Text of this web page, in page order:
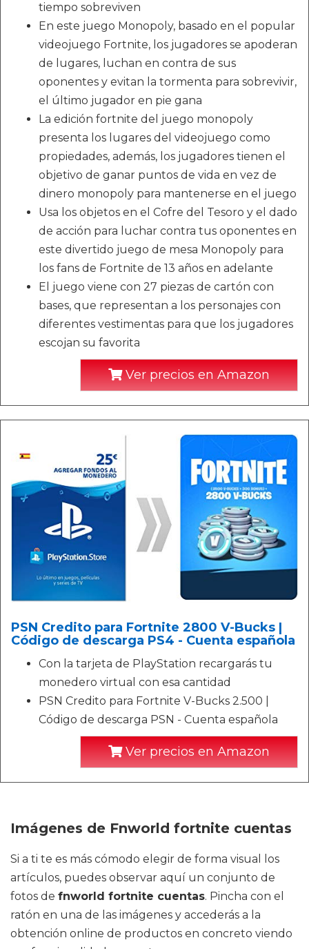
tiempo sobreviven
En este juego Monopoly, basado en el popular
videojuego Fortnite, los jugadores se apoderan
de lugares, luchan en contra de sus
oponentes y evitan la tormenta para sobrevivir,
el último jugador en pie gana
La edición fortnite del juego monopoly
presenta los lugares del videojuego como
propiedades, además, los jugadores tienen el
objetivo de ganar puntos de vida en vez de
dinero monopoly para mantenerse en el juego
Usa los objetos en el Cofre del Tesoro y el dado
de acción para luchar contra tus oponentes en
este divertido juego de mesa Monopoly para
los fans de Fortnite de 13 años en adelante
El juego viene con 27 piezas de cartón con
bases, que representan a los personajes con
diferentes vestimentas para que los jugadores
escojan su favorita
Ver precios en Amazon
PSN Credito para Fortnite 2800 V-Bucks |
Código de descarga PS4 - Cuenta española
Con la tarjeta de PlayStation recargarás tu
monedero virtual con esa cantidad
PSN Credito para Fortnite V-Bucks 2.500 |
Código de descarga PSN - Cuenta española
Ver precios en Amazon
Imágenes de Fnworld fortnite cuentas
Si a ti te es más cómodo elegir de forma visual los
artículos, puedes observar aquí un conjunto de
fotos de fnworld fortnite cuentas. Pincha con el
ratón en una de las imágenes y accederás a la
obtención online de productos en concreto viendo